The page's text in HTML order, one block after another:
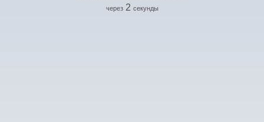
через 2 секунды